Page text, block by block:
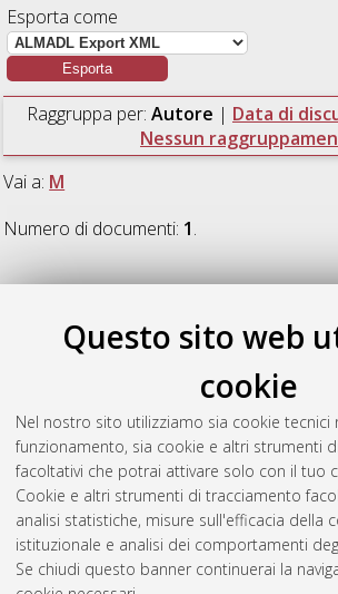
Questo sito web
cookie
Nel nostro sito utilizziamo sia cookie tecnici
funzionamento, sia cookie e altri strumenti
facoltativi che potrai attivare solo con il tuo
Cookie e altri strumenti di tracciamento
analisi statistiche, misure sull'efficacia della
istituzionale e analisi dei comportamenti
Se chiudi questo banner continuerai la
Esporta come
Raggruppa per: Autore | Data di
Nessun
Vai a: M
Numero di documenti: 1.
M
Molinari, Marta(2012) La città che
urbana. Mobilità residenziale e stili di vita
Comune di Argelato (Bologna) ,
Mater Studiorum Università di Bologna.
Sociologia, 24 Ciclo. DOI 10.6092/unibo/
Questa lista e' stata generata ilSat